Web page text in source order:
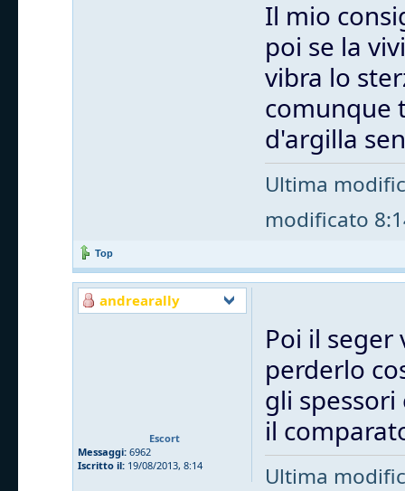
Il mio
poi se la
vibra lo
comunque
d'argilla
Ultima
modificato
Top
andrearally
Escort
Messaggi: 6962
Iscritto il: 19/08/2013, 8:14
Poi il
perderlo
gli
il
Ultima